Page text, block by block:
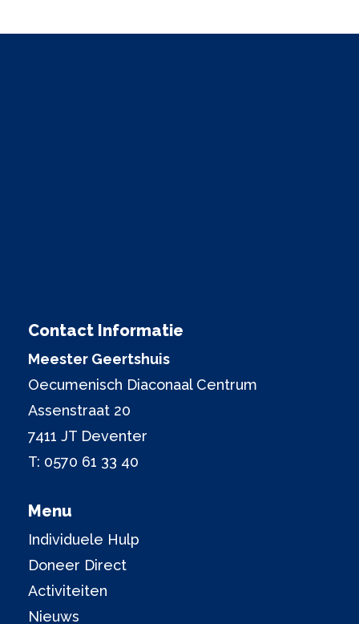
Contact Informatie
Meester Geertshuis
Oecumenisch Diaconaal Centrum
Assenstraat 20
7411 JT Deventer
T: 0570 61 33 40
Menu
Individuele Hulp
Doneer Direct
Activiteiten
Nieuws